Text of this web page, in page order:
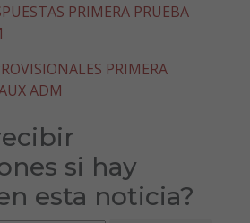
PRIMERA PRUEBA
PRIMERA
ADM
si hay
esta noticia?